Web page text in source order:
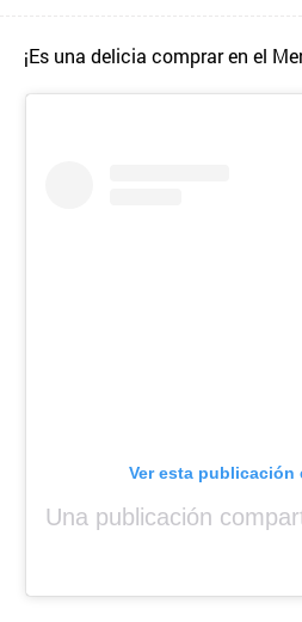
¡Es una delicia comprar en el
Ver esta publicación